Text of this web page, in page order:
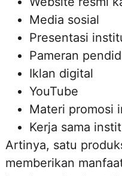
Media sosial
Presentasi
Pameran
Iklan digital
YouTube
Materi promosi
Kerja sama
Artinya, satu
memberikan